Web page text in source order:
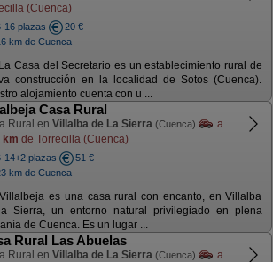
(Cuenca)
16 plazas
20 €
km de Cuenca
La Casa del Secretario es un establecimiento rural de
construcción en la localidad de Sotos (Cuenca).
alojamiento cuenta con u ...
Casa Rural
Rural en Villalba de La Sierra (Cuenca)
a
km de Torrecilla (Cuenca)
14+2 plazas
51 €
km de Cuenca
Villalbeja es una casa rural con encanto, en Villalba
Sierra, un entorno natural privilegiado en plena
de Cuenca. Es un lugar ...
Rural Las Abuelas
Rural en Villalba de La Sierra (Cuenca)
a